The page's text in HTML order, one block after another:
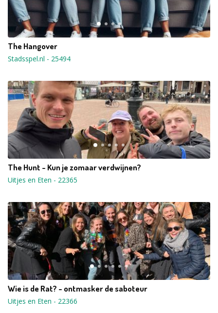
The Hangover
Stadsspel.nl - 25494
The Hunt - Kun je zomaar verdwijnen?
Uitjes en Eten - 22365
Wie is de Rat? - ontmasker de saboteur
Uitjes en Eten - 22366